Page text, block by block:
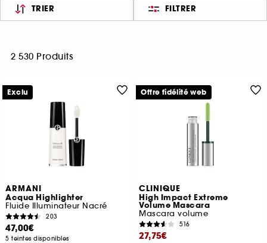
TRIER FILTRER
2 530 Produits
ARMANI
Acqua Highlighter
Fluide Illuminateur Nacré
203
47,00€
5 teintes disponibles
Exclu
CLINIQUE
High Impact Extreme
Volume Mascara
Mascara volume
516
27,75€
Offre fidélité web